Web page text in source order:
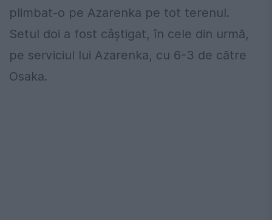
plimbat-o pe Azarenka pe tot terenul.
Setul doi a fost câștigat, în cele din urmă,
pe serviciul lui Azarenka, cu 6-3 de către
Osaka.